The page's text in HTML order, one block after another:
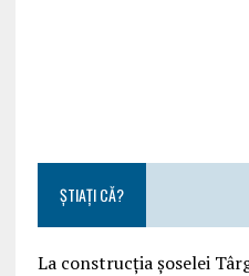
ȘTIAȚI CĂ?
La construcția șoselei